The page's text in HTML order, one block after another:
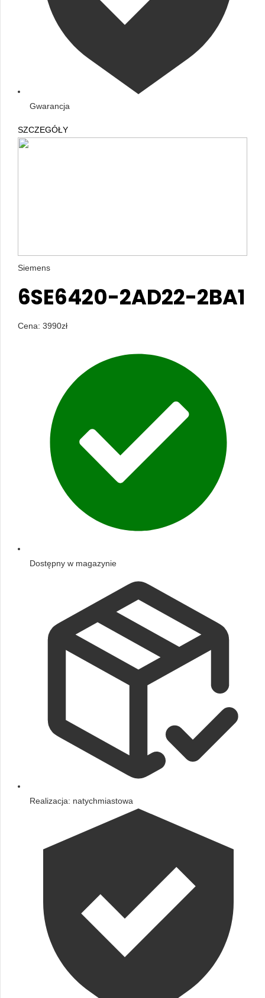
Gwarancja
SZCZEGÓŁY
Siemens
6SE6420-2AD22-2BA1
Cena: 3990zł
Dostępny w magazynie
Realizacja: natychmiastowa